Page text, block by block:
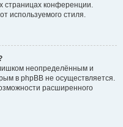
страницах конференции.
используемого стиля.
неопределённым и
в phpBB не осуществляется.
расширенного